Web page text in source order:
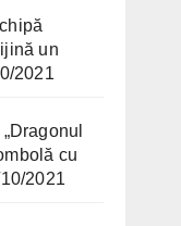
un
2021
cu
2021